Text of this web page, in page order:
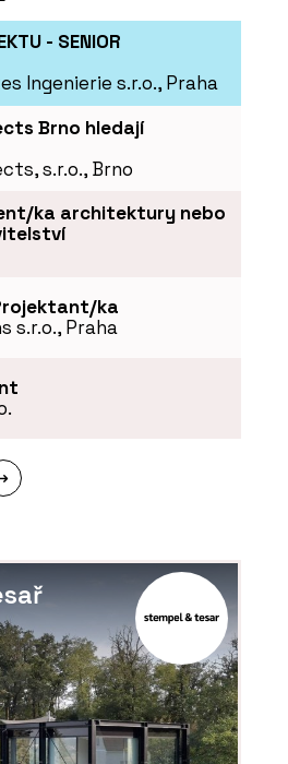
- SENIOR
Ingenierie s.r.o., Praha
Brno hledají
s.r.o., Brno
ka architektury nebo
ka
s.r.o., Praha